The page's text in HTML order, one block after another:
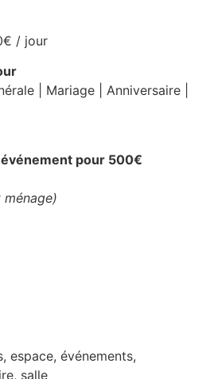
/ jour
| Mariage | Anniversaire |
pour 500€